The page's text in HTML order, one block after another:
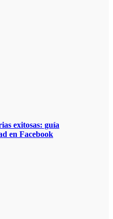
exitosas: guía
en Facebook